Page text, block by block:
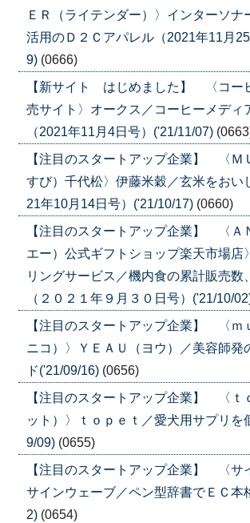
ＥＲ（ライテンダー）〉インターソナ
活用のＤ２Ｃアパレル（2021年11月
9) (0666)
【新サイト はじめました】 〈コー
売サイト〉オークス／コーヒーメディ
（2021年11月4日号）('21/11/07)
【注目のスタートアップ企業】 〈Ｍ
すび）千代松〉伊藤米穀／玄米をおい
21年10月14日号）('21/10/17) (0660)
【注目のスタートアップ企業】 〈Ａ
エー）公式ギフトショップ楽天市場店
リングサービス／機内食の累計販売数
（２０２１年９月３０日号）('21/10/
【注目のスタートアップ企業】 〈ｍ
ニコ）〉ＹＥＡＵ（ヨウ）／美容師発
ド('21/09/16) (0656)
【注目のスタートアップ企業】 〈ｔ
ット）〉ｔｏｐｅｔ／愛犬用サプリを
9/09) (0655)
【注目のスタートアップ企業】 〈サ
サインウェーブ／ペン型辞書でＥＣ本
2) (0654)